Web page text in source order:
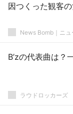
因つくった観客
News Bomb｜ニュ
B’zの代表曲は
ラウドロッカーズ